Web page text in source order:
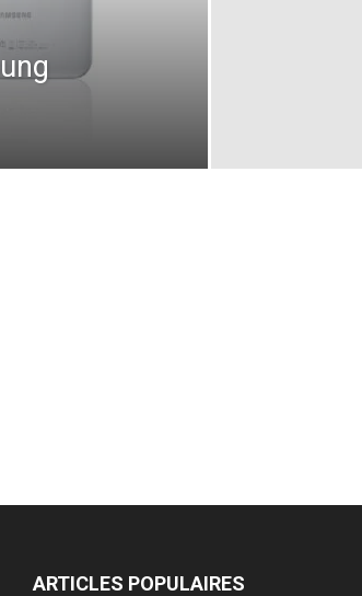
ARTICLES POPULAIRES